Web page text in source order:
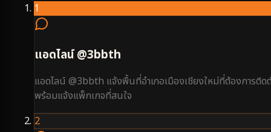
1
แอดไลน์ @3bbth
แอดไลน์ @3bbth แจ้งพื้นที่อำเภอเมืองเชียงใหม่ที่ต้องการติด
พร้อมแจ้งแพ็กเกจที่สนใจ
2